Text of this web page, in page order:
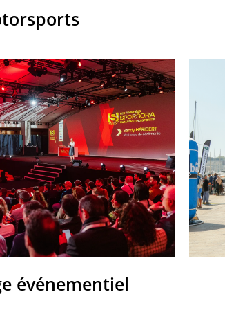
événementiel